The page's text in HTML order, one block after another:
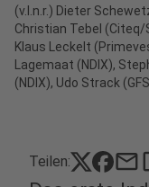
(v.l.n.r.) Dieter
Christian Tebel
Klaus Leckelt
Lagemaat (NDIX),
(NDIX), Udo Strack
Teilen: mail